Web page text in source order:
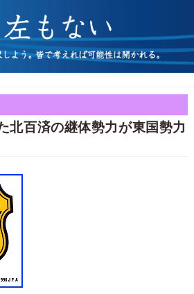
百済の継体勢力が東国勢力